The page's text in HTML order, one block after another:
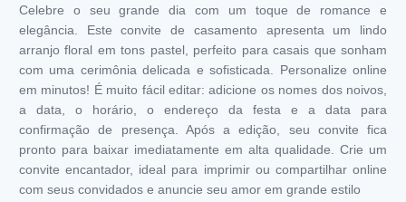
Celebre o seu grande dia com um toque de romance e
elegância. Este convite de casamento apresenta um lindo
arranjo floral em tons pastel, perfeito para casais que sonham
com uma cerimônia delicada e sofisticada. Personalize online
em minutos! É muito fácil editar: adicione os nomes dos noivos,
a data, o horário, o endereço da festa e a data para
confirmação de presença. Após a edição, seu convite fica
pronto para baixar imediatamente em alta qualidade. Crie um
convite encantador, ideal para imprimir ou compartilhar online
com seus convidados e anuncie seu amor em grande estilo